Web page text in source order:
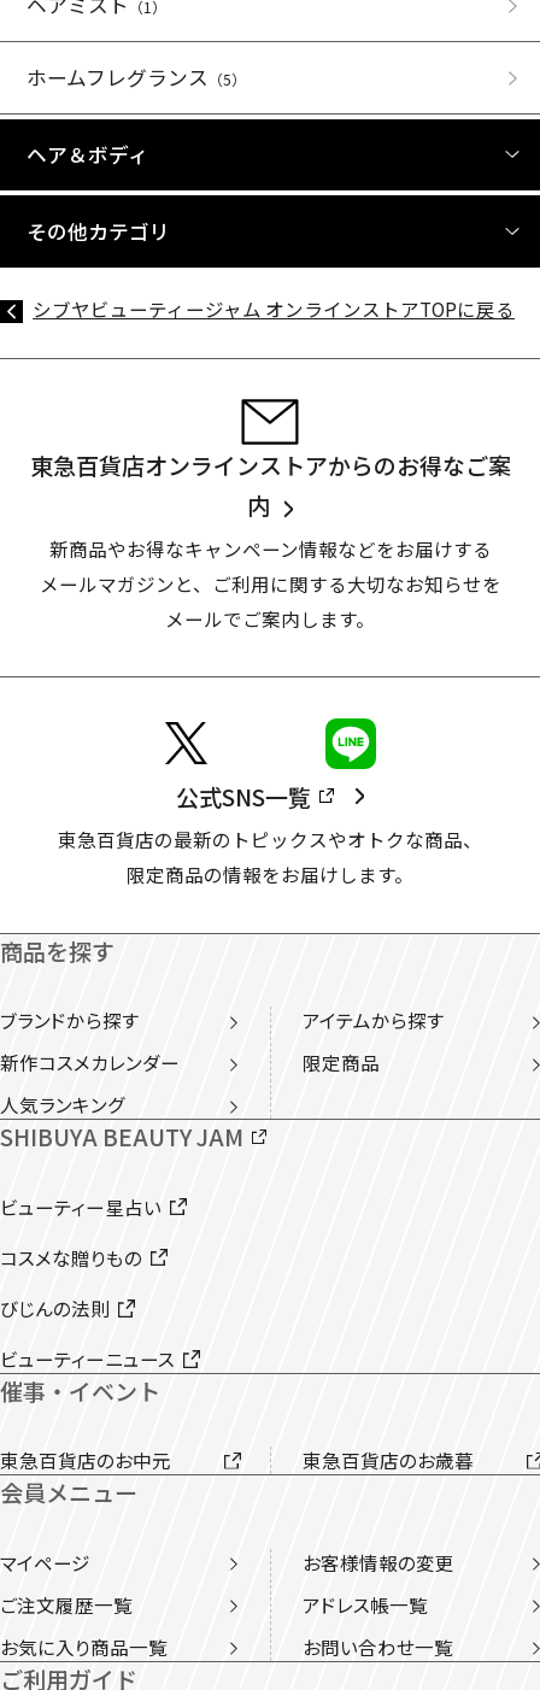
（1）
ホームフレグランス （5）
ヘア＆ボディ
その他カテゴリ
シブヤビューティージャム オンラインストアTOPに戻る
東急百貨店オンラインストアからのお得なご案
内
新商品やお得なキャンペーン情報などをお届けする
メールマガジンと、
ご利用に関する大切なお知らせを
メールでご案内します。
公式SNS一覧
東急百貨店の最新のトピックスやオトクな商品、
限定商品の情報をお届けします。
商品を探す
ブランドから探す
アイテムから探す
新作コスメカレンダー
限定商品
人気ランキング
SHIBUYA BEAUTY JAM
ビューティー星占い
コスメな贈りもの
びじんの法則
ビューティーニュース
催事・イベント
東急百貨店のお中元 東急百貨店のお歳暮
会員メニュー
マイページ
お客様情報の変更
ご注文履歴一覧
アドレス帳一覧
お気に入り商品一覧
お問い合わせ一覧
ご利用ガイド